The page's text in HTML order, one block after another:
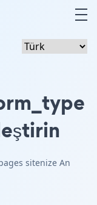
sitenize An